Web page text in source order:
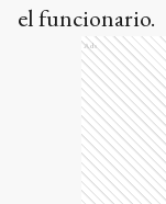
el funcionario.
Ads